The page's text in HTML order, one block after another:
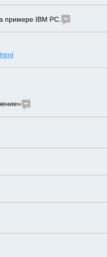
примере IBM PC.